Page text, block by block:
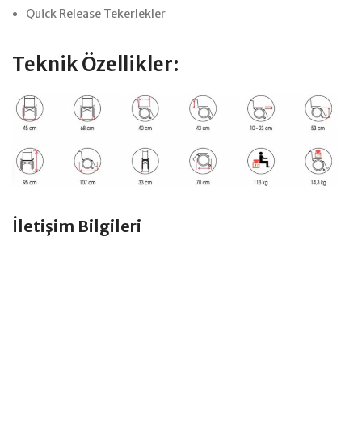
Quick Release Tekerlekler
Teknik Özellikler:
İletişim Bilgileri